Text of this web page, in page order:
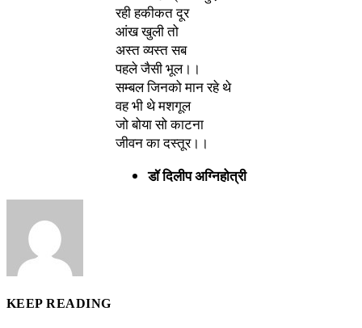
रही हकीकत दूर
आंख खुली तो
अस्त व्यस्त सब
पहले जैसी भूल।।
सम्बल जिनको मान रहे थे
वह भी थे मशगूल
जो बोया सो काटना
जीवन का दस्तूर।।
डॉ दिलीप अग्निहोत्री
KEEP READING